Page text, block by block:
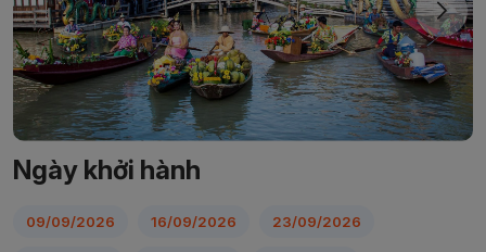
Ngày khởi hành
09/09/2026 16/09/2026 23/09/2026